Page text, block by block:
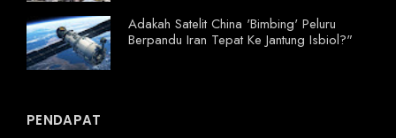
Adakah Satelit China 'Bimbing' Peluru
Berpandu Iran Tepat Ke Jantung Isbiol?"
PENDAPAT